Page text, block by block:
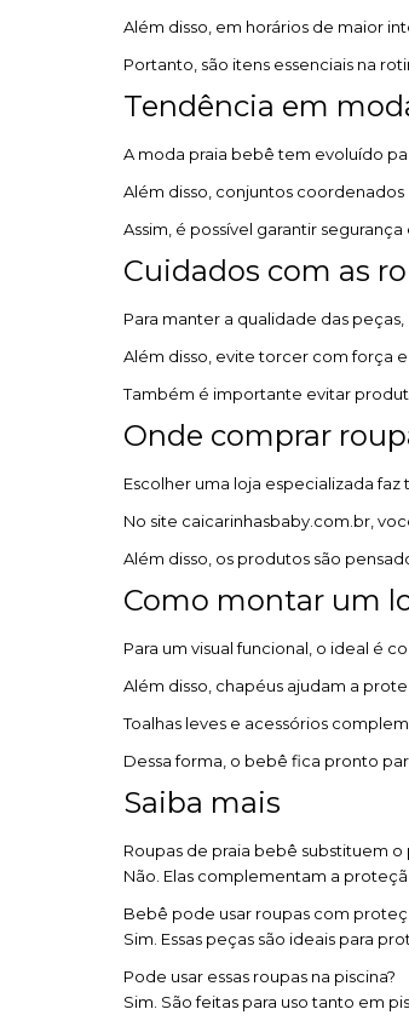
Além disso, em horários de maior
Portanto, são itens essenciais na
Tendência em
A moda praia bebê tem evoluído
Além disso, conjuntos
Assim, é possível garantir
Cuidados com as
Para manter a qualidade das
Além disso, evite torcer com força e
Também é importante evitar
Onde comprar
Escolher uma loja especializada
No site caicarinhasbaby.com.br,
Além disso, os produtos são
Como montar um
Para um visual funcional, o ideal é
Além disso, chapéus ajudam a
Toalhas leves e acessórios
Dessa forma, o bebê fica pronto
Saiba mais
Roupas de praia bebê substituem
Não. Elas complementam a
Bebê pode usar roupas com
Sim. Essas peças são ideais para
Pode usar essas roupas na piscina?
Sim. São feitas para uso tanto em